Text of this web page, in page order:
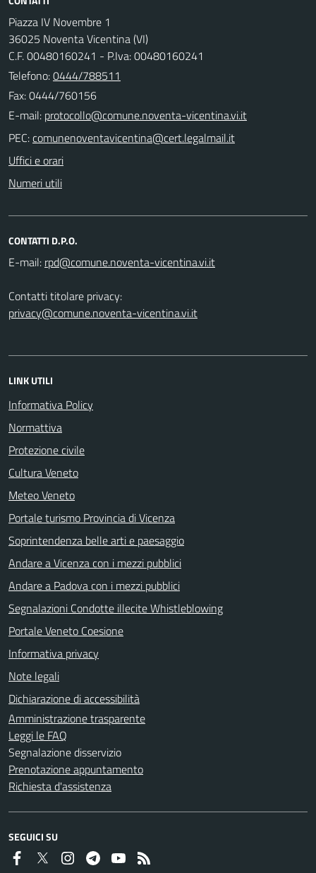
Piazza IV Novembre 1
36025 Noventa Vicentina (VI)
C.F. 00480160241 - P.Iva: 00480160241
Telefono:0444/788511
Fax: 0444/760156
E-mail:
PEC:
Uffici e orari
Numeri utili
CONTATTI D.P.O.
E-mail:
Contatti titolare privacy:
privacy@comune.noventa-vicentina.vi.it
LINK UTILI
Informativa Policy
Normattiva
Protezione civile
Cultura Veneto
Meteo Veneto
Portale turismo Provincia di Vicenza
Soprintendenza belle arti e paesaggio
Andare a Vicenza con i mezzi pubblici
Andare a Padova con i mezzi pubblici
Segnalazioni Condotte illecite Whistleblowing
Portale Veneto Coesione
Informativa privacy
Note legali
Dichiarazione di accessibilità
Amministrazione trasparente
Leggi le FAQ
Segnalazione disservizio
Prenotazione appuntamento
Richiesta d'assistenza
SEGUICI SU